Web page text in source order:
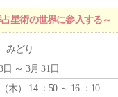
星術の世界に参入する～
どり
日 ～ 3月 31日
木） 14 ：50 ～ 16 ：10